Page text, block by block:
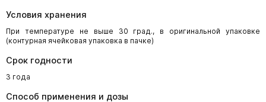
Условия хранения
При температуре не выше 30 град., в оригинальной упаковке
(контурная ячейковая упаковка в пачке)
Срок годности
3 года
Способ применения и дозы